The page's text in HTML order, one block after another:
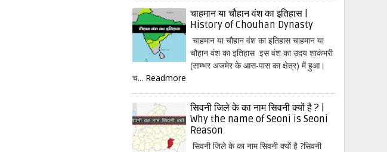
चाहमान या चौहान वंश का इतिहास |
History of Chouhan Dynasty
चाहमान या चौहान वंश का इतिहास चाहमान या
चौहान वंश का इतिहास इस वंश का उदय शाकंभरी
(साम्भर अजमेर के आस-पास का क्षेत्र) में हुआ।
च... Readmore
सिवनी जिले के का नाम सिवनी क्यों है ? |
Why the name of Seoni is Seoni
Reason
सिवनी जिले के का नाम सिवनी क्यों है ?सिवनी